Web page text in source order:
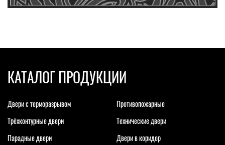
КАТАЛОГ ПРОДУКЦИИ
Двери с терморазрывом
Противопожарные
Трёхконтурные двери
Технические двери
Парадные двери
Двери в коридор